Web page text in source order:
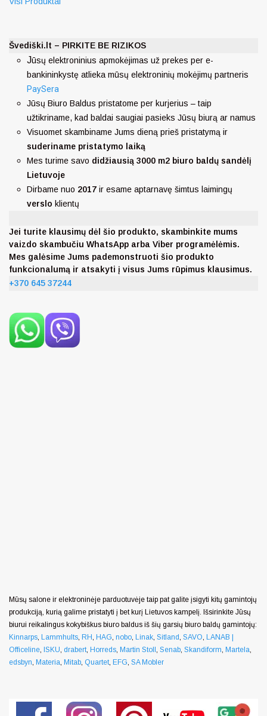
Švediški.lt – PIRKITE BE RIZIKOS
Jūsų elektroninius apmokėjimas už prekes per e-
bankininkystę atlieka mūsų elektroninių mokėjimų partneris
PaySera
Jūsų Biuro Baldus pristatome per kurjerius – taip
užtikriname, kad baldai saugiai pasieks Jūsų biurą ar namus
Visuomet skambiname Jums dieną prieš pristatymą ir
suderiname pristatymo laiką
Mes turime savo didžiausią 3000 m2 biuro baldų sandėlį
Lietuvoje
Dirbame nuo 2017 ir esame aptarnavę šimtus laimingų
verslo klientų
Jei turite klausimų dėl šio produkto, skambinkite mums
vaizdo skambučiu WhatsApp arba Viber programėlėmis.
Mes galėsime Jums pademonstruoti šio produkto
funkcionalumą ir atsakyti į visus Jums rūpimus klausimus.
+370 645 37244
Mūsų salone ir elektroninėje parduotuvėje taip pat galite įsigyti kitų gamintojų
produkciją, kurią galime pristatyti į bet kurį Lietuvos kampelį. Išsirinkite Jūsų
biurui reikalingus kokybiškus biuro baldus iš šių garsių biuro baldų gamintojų:
Kinnarps, Lammhults, RH, HAG, nobo, Linak, Sitland, SAVO, LANAB |
Officeline, ISKU, drabert, Horreds, Martin Stoll , Senab, Skandiform, Martela,
edsbyn, Materia, Mitab, Quartet, EFG, SA Mobler